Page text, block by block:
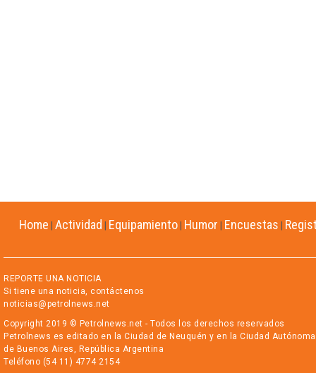
Home Actividad Equipamiento Humor Encuestas
REPORTE UNA NOTICIA
Si tiene una noticia, contáctenos
noticias@petrolnews.net
Copyright 2019 © Petrolnews.net - Todos los derechos reservados
Petrolnews es editado en la Ciudad de Neuquén y en la Ciudad Autónoma
de Buenos Aires, República Argentina
Teléfono (54 11) 4774 2154